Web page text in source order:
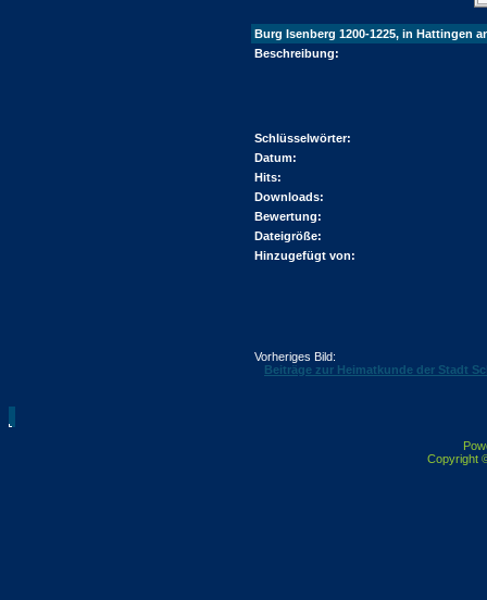
Burg Isenberg 1200-1225, in Hattingen
Beschreibung:
Schlüsselwörter:
Datum:
Hits:
Downloads:
Bewertung:
Dateigröße:
Hinzugefügt von:
Vorheriges Bild:
Beiträge zur Heimatkunde der Stadt
Copyright